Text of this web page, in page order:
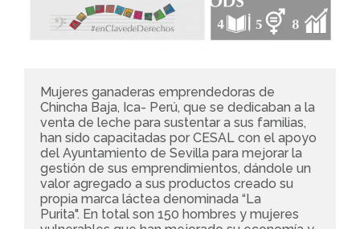
Mujeres ganaderas emprendedoras de
Chincha Baja, Ica- Perú, que se dedicaban a la
venta de leche para sustentar a sus familias,
han sido capacitadas por CESAL con el apoyo
del Ayuntamiento de Sevilla para mejorar la
gestión de sus emprendimientos, dándole un
valor agregado a sus productos creado su
propia marca láctea denominada “La
Purita". En total son 150 hombres y mujeres